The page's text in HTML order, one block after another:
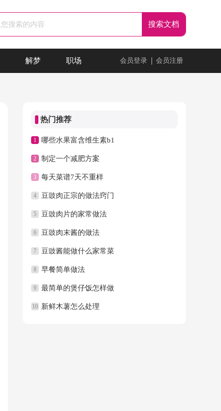
解梦 职场 会员登录 会员注册
热门推荐
1 哪些水果富含维生素b1
2 制定一个减肥方案
3 每天菜谱7天不重样
4 豆豉肉正宗的做法窍门
5 豆豉肉片的家常做法
6 豆豉肉末酱的做法
7 豆豉酱能做什么家常菜
8 早餐简单做法
9 最简单的煲仔饭怎样做
10 新鲜木薯怎么处理